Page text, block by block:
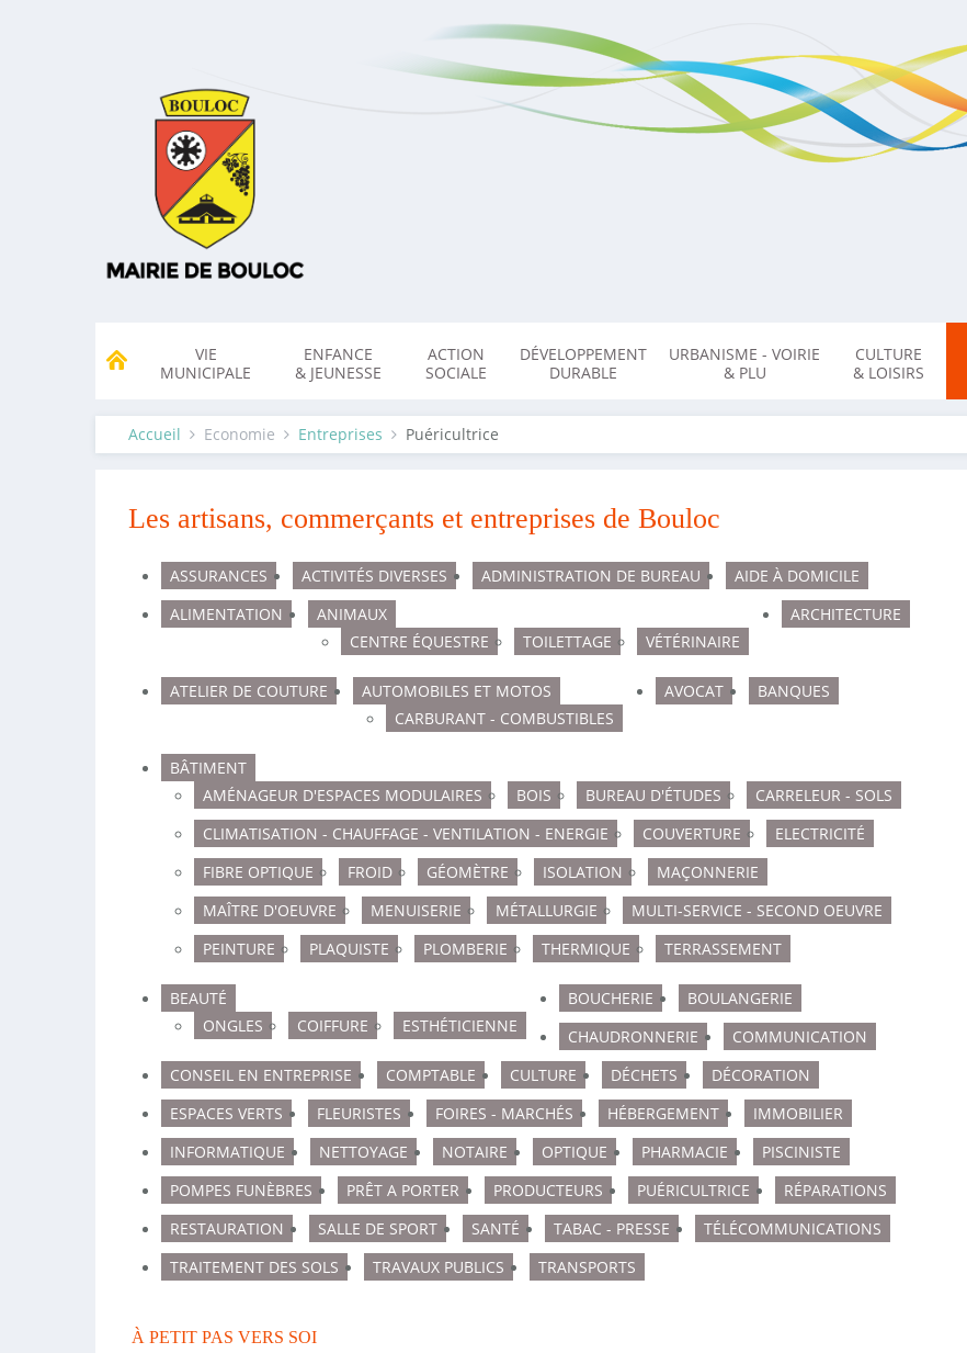
VIE
MUNICIPALE
ENFANCE
& JEUNESSE
ACTION
SOCIALE
DÉVELOPPEMENT
DURABLE
URBANISME - VOIRIE
& PLU
CULTURE
& LOISIRS
Accueil Economie Entreprises Puéricultrice
Les artisans, commerçants et entreprises de Bouloc
ASSURANCES ACTIVITÉS DIVERSES ADMINISTRATION DE BUREAU
AIDE À DOMICILE
ALIMENTATION
ANIMAUX
CENTRE ÉQUESTRE
TOILETTAGE VÉTÉRINAIRE
ARCHITECTURE
ATELIER DE COUTURE
AUTOMOBILES ET MOTOS
CARBURANT - COMBUSTIBLES
AVOCAT BANQUES
BÂTIMENT
AMÉNAGEUR D'ESPACES MODULAIRES
BOIS BUREAU D'ÉTUDES
CARRELEUR - SOLS
CLIMATISATION - CHAUFFAGE - VENTILATION - ENERGIE
COUVERTURE
ELECTRICITÉ
FIBRE OPTIQUE
FROID GÉOMÈTRE ISOLATION
MAÇONNERIE
MAÎTRE D'OEUVRE
MENUISERIE MÉTALLURGIE
MULTI-SERVICE - SECOND OEUVRE
PEINTURE
PLAQUISTE PLOMBERIE THERMIQUE TERRASSEMENT
BEAUTÉ
ONGLES
COIFFURE ESTHÉTICIENNE
BOUCHERIE
BOULANGERIE
CHAUDRONNERIE
COMMUNICATION
CONSEIL EN ENTREPRISE
COMPTABLE CULTURE DÉCHETS
DÉCORATION
ESPACES VERTS
FLEURISTES FOIRES - MARCHÉS HÉBERGEMENT
IMMOBILIER
INFORMATIQUE
NETTOYAGE NOTAIRE OPTIQUE PHARMACIE
PISCINISTE
POMPES FUNÈBRES
PRÊT A PORTER PRODUCTEURS PUÉRICULTRICE
RÉPARATIONS
RESTAURATION
SALLE DE SPORT SANTÉ TABAC - PRESSE
TÉLÉCOMMUNICATIONS
TRAITEMENT DES SOLS
TRAVAUX PUBLICS TRANSPORTS
À PETIT PAS VERS SOI